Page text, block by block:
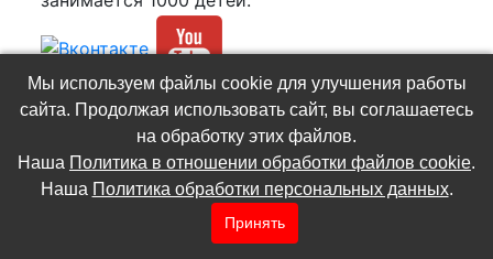
(C) МБУДО СШ №2 «Ювента»
Разработка и администрирование сайта -
Роман Попов
Политика в отношении обработки файлов
cookie.Политика обработки персональных
Мы используем файлы cookie для улучшения работы
сайта. Продолжая использовать сайт, вы соглашаетесь
на обработку этих файлов.
Наша Политика в отношении обработки файлов cookie.
Наша Политика обработки персональных данных.
Принять